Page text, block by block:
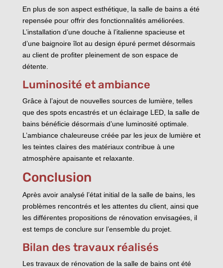
En plus de son aspect esthétique, la salle de bains a été
repensée pour offrir des fonctionnalités améliorées.
L’installation d’une douche à l’italienne spacieuse et
d’une baignoire îlot au design épuré permet désormais
au client de profiter pleinement de son espace de
détente.
Luminosité et ambiance
Grâce à l’ajout de nouvelles sources de lumière, telles
que des spots encastrés et un éclairage LED, la salle de
bains bénéficie désormais d’une luminosité optimale.
L’ambiance chaleureuse créée par les jeux de lumière et
les teintes claires des matériaux contribue à une
atmosphère apaisante et relaxante.
Conclusion
Après avoir analysé l’état initial de la salle de bains, les
problèmes rencontrés et les attentes du client, ainsi que
les différentes propositions de rénovation envisagées, il
est temps de conclure sur l’ensemble du projet.
Bilan des travaux réalisés
Les travaux de rénovation de la salle de bains ont été